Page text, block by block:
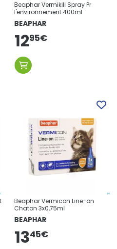
Beaphar Vermikill Spray Pr
l'environnement 400ml
BEAPHAR
1295€
Beaphar Vermicon Line-on
Chaton 3x0,75ml
BEAPHAR
1345€